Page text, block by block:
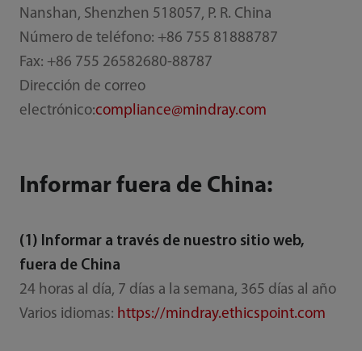
Nanshan, Shenzhen 518057, P. R. China
Número de teléfono: +86 755 81888787
Fax: +86 755 26582680-88787
Dirección de correo
electrónico:compliance@mindray.com
Informar fuera de China:
(1) Informar a través de nuestro sitio web,
fuera de China
24 horas al día, 7 días a la semana, 365 días al año
Varios idiomas: https://mindray.ethicspoint.com